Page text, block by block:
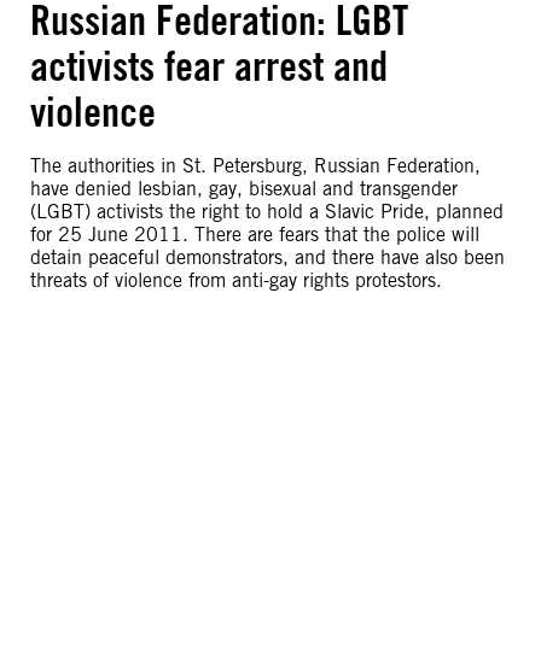
Russian Federation: LGBT
activists fear arrest and
violence
The authorities in St. Petersburg, Russian Federation,
have denied lesbian, gay, bisexual and transgender
(LGBT) activists the right to hold a Slavic Pride, planned
for 25 June 2011. There are fears that the police will
detain peaceful demonstrators, and there have also been
threats of violence from anti-gay rights protestors.